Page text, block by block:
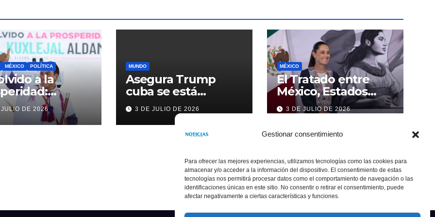
Gestionar consentimiento
Para ofrecer las mejores experiencias, utilizamos tecnologías como las cookies para
almacenar y/o acceder a la información del dispositivo. El consentimiento de estas
tecnologías nos permitirá procesar datos como el comportamiento de navegación o las
identificaciones únicas en este sitio. No consentir o retirar el consentimiento, puede
afectar negativamente a ciertas características y funciones.
MÉXICO POLÍTICA
a la
Ramírez
la
de
DE 2026
MUNDO
Asegura Trump
cuba se está
acercando a
nosotros
3 DE JULIO DE 2026
MÉXICO
El Tratado entre
México, Estados
Unidos y Canadá (T-
MEC) se mantiene
hasta el 2036:
Presidenta Claudia
3 DE JULIO DE 2026